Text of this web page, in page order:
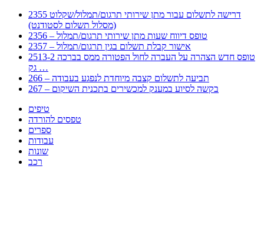
2355 דרישה לתשלום עבור מתן שירותי תרגום/תמלול/שקלוט
(מסלול תשלום לסטודנט)
2356 – טופס דיווח שעות מתן שירותי תרגום/תמלול
2357 – אישור קבלת תשלום בגין תרגום/תמלול
2513-2 טופס חדש הצהרה על העברה לחול הפטורה ממס בברכה
גק …
266 – תביעה לתשלום קצבה מיוחדת לנפגע בעבודה
267 – בקשה לסיוע במענק למכשירים בתכנית השיקום
טיפים
טפסים להורדה
ספרים
עבודות
שונות
רכב